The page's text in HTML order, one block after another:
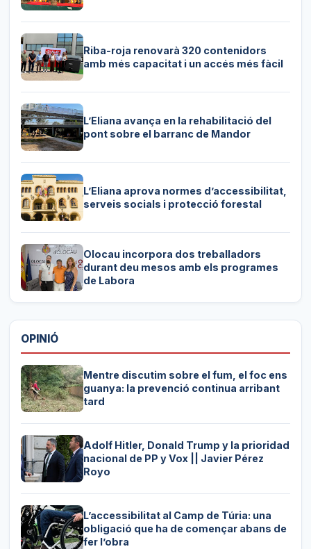
Riba-roja renovarà 320 contenidors
amb més capacitat i un accés més fàcil
L’Eliana avança en la rehabilitació del
pont sobre el barranc de Mandor
L’Eliana aprova normes d’accessibilitat,
serveis socials i protecció forestal
Olocau incorpora dos treballadors
durant deu mesos amb els programes
de Labora
OPINIÓ
Mentre discutim sobre el fum, el foc ens
guanya: la prevenció continua arribant
tard
Adolf Hitler, Donald Trump y la prioridad
nacional de PP y Vox || Javier Pérez
Royo
L’accessibilitat al Camp de Túria: una
obligació que ha de començar abans de
fer l’obra